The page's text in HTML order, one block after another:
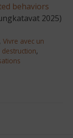
behaviors
2025)
, Vivre avec un
destruction,